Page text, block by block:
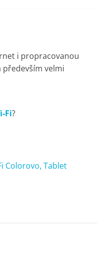
i propracovanou
především velmi
Fi?
Colorovo, Tablet